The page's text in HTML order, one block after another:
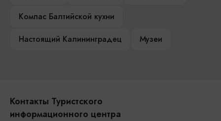
Компас Балтийской кухни
Настоящий Калининградец
Музеи
Контакты Туристского
информационного центра